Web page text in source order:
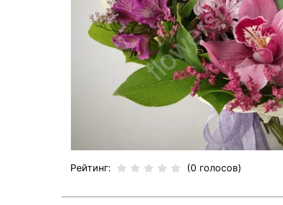
Рейтинг: (0 голосов)